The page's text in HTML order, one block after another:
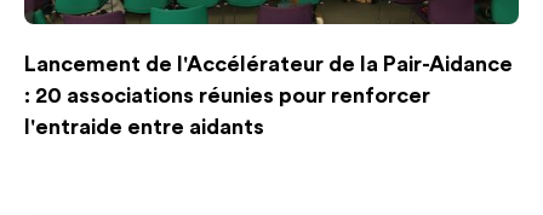
Lancement de l'Accélérateur de la Pair-Aidance
: 20 associations réunies pour renforcer
l'entraide entre aidants